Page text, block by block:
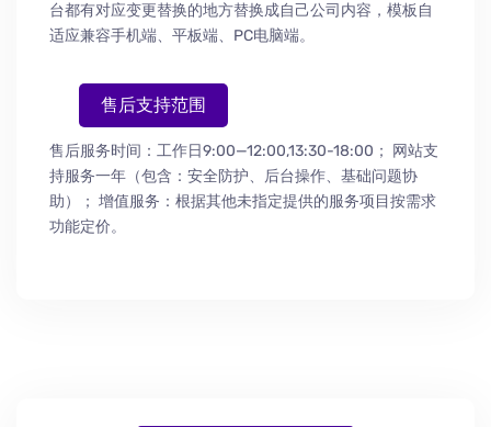
台都有对应变更替换的地方替换成自己公司内容，模板自
适应兼容手机端、平板端、PC电脑端。
售后支持范围
售后服务时间：工作日9:00—12:00,13:30-18:00；
网站支
持服务一年（包含：安全防护、 后台操作、 基础问题协
助）
； 增值服务：根据其他未指定提供的服务项目按需求
功能定价。